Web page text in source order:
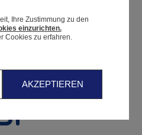
Ihre Zustimmung zu den
einzurichten.
Cookies zu erfahren.
AKZEPTIEREN